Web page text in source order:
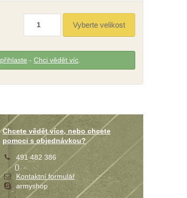
přihlaste - Chci vědět víc
Chcete vědět více, nebo chcete
pomoci s objednávkou?
491 482 386
()
Kontaktní formulář
armyshop